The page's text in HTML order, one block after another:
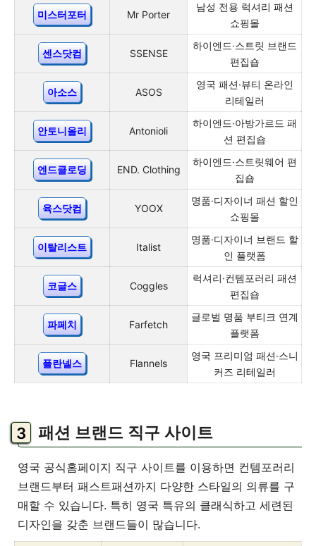
미스터포터 Mr Porter
남성 전용 럭셔리 패션
쇼핑몰
센스닷컴 SSENSE
하이엔드·스트릿 브랜드
편집숍
아소스 ASOS
영국 패션·뷰티 온라인
리테일러
안토니올리 Antonioli
하이엔드·아방가르드 패
션 편집숍
엔드클로딩 END. Clothing
하이엔드·스트릿웨어 편
집숍
육스닷컴 YOOX
명품·디자이너 패션 할인
쇼핑몰
이탈리스트 Italist
명품·디자이너 브랜드 할
인 플랫폼
코글스 Coggles
럭셔리·컨템포러리 패션
편집숍
파페치 Farfetch
글로벌 명품 부티크 연계
플랫폼
플란넬스 Flannels
영국 프리미엄 패션·스니
커즈 리테일러
패션 브랜드 직구 사이트
영국 공식홈페이지 직구 사이트를 이용하면 컨템포러리
브랜드부터 패스트패션까지 다양한 스타일의 의류를 구
매할 수 있습니다. 특히 영국 특유의 클래식하고 세련된
디자인을 갖춘 브랜드들이 많습니다.